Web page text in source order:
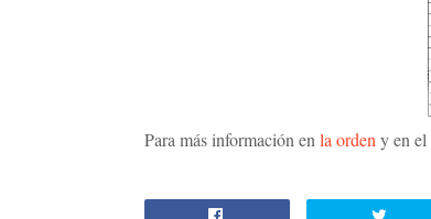
Para más información en la orden y en